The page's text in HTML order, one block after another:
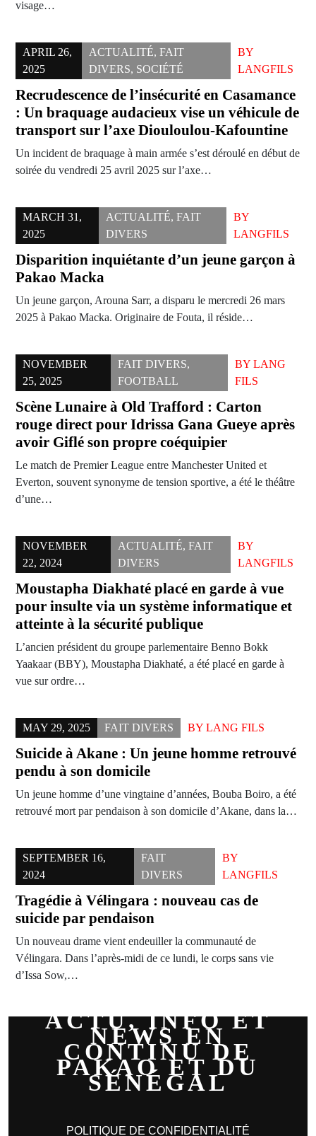
visage…
APRIL 26,
2025
ACTUALITÉ,FAIT
DIVERS, SOCIÉTÉ
BY
LANGFILS
Recrudescence de l’insécurité en Casamance
: Un braquage audacieux vise un véhicule de
transport sur l’axe Diouloulou-Kafountine
Un incident de braquage à main armée s’est déroulé en début de
soirée du vendredi 25 avril 2025 sur l’axe…
MARCH 31,
2025
ACTUALITÉ, FAIT
DIVERS
BY
LANGFILS
Disparition inquiétante d’un jeune garçon à
Pakao Macka
Un jeune garçon, Arouna Sarr, a disparu le mercredi 26 mars
2025 à Pakao Macka. Originaire de Fouta, il réside…
NOVEMBER
25, 2025
FAIT DIVERS,
FOOTBALL
BYLANG
FILS
Scène Lunaire à Old Trafford : Carton
rouge direct pour Idrissa Gana Gueye après
avoir Giflé son propre coéquipier
Le match de Premier League entre Manchester United et
Everton, souvent synonyme de tension sportive, a été le théâtre
d’une…
NOVEMBER
22, 2024
ACTUALITÉ, FAIT
DIVERS
BY
LANGFILS
Moustapha Diakhaté placé en garde à vue
pour insulte via un système informatique et
atteinte à la sécurité publique
L’ancien président du groupe parlementaire Benno Bokk
Yaakaar (BBY), Moustapha Diakhaté, a été placé en garde à
vue sur ordre…
MAY 29, 2025 FAIT DIVERS BY LANG FILS
Suicide à Akane : Un jeune homme retrouvé
pendu à son domicile
Un jeune homme d’une vingtaine d’années, Bouba Boiro, a été
retrouvé mort par pendaison à son domicile d’Akane, dans la…
SEPTEMBER 16,
2024
FAIT
DIVERS
BY
LANGFILS
Tragédie à Vélingara : nouveau cas de
suicide par pendaison
Un nouveau drame vient endeuiller la communauté de
Vélingara. Dans l’après-midi de ce lundi, le corps sans vie
d’Issa Sow,…
ACTU, INFO ET
NEWS EN
CONTINU DE
PAKAO ET DU
SÉNÉGAL
POLITIQUE DE CONFIDENTIALITÉ